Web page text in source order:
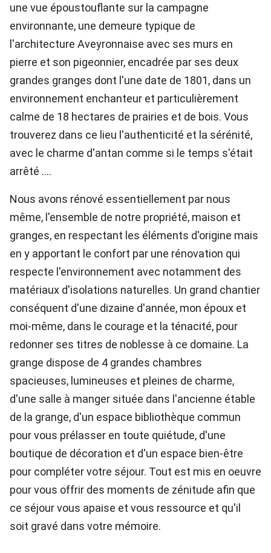
une vue époustouflante sur la campagne
environnante, une demeure typique de
l'architecture Aveyronnaise avec ses murs en
pierre et son pigeonnier, encadrée par ses deux
grandes granges dont l'une date de 1801, dans un
environnement enchanteur et particulièrement
calme de 18 hectares de prairies et de bois. Vous
trouverez dans ce lieu l'authenticité et la sérénité,
avec le charme d'antan comme si le temps s'était
arrêté ….
Nous avons rénové essentiellement par nous
même, l'ensemble de notre propriété, maison et
granges, en respectant les éléments d'origine mais
en y apportant le confort par une rénovation qui
respecte l'environnement avec notamment des
matériaux d'isolations naturelles. Un grand chantier
conséquent d'une dizaine d'année, mon époux et
moi-même, dans le courage et la ténacité, pour
redonner ses titres de noblesse à ce domaine. La
grange dispose de 4 grandes chambres
spacieuses, lumineuses et pleines de charme,
d'une salle à manger située dans l'ancienne étable
de la grange, d'un espace bibliothèque commun
pour vous prélasser en toute quiétude, d'une
boutique de décoration et d'un espace bien-être
pour compléter votre séjour. Tout est mis en oeuvre
pour vous offrir des moments de zénitude afin que
ce séjour vous apaise et vous ressource et qu'il
soit gravé dans votre mémoire.